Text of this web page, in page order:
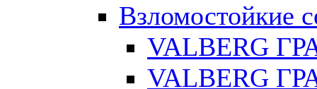
Взломостойкие
VALBERG
VALBERG